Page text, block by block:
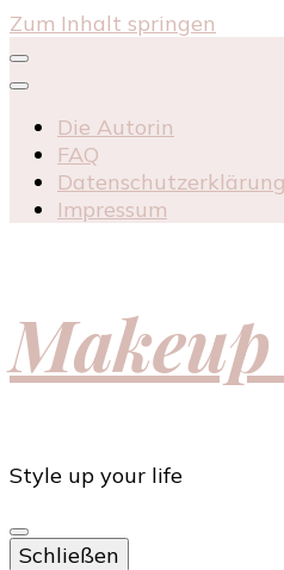
Zum Inhalt springen
Die Autorin
FAQ
Datenschutzerklärung
Impressum
Style up your life
Schließen